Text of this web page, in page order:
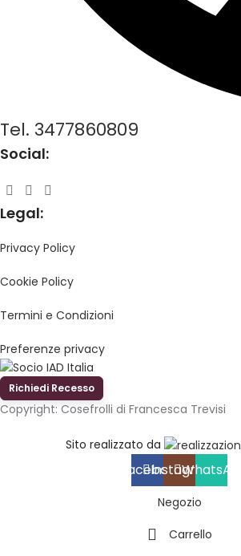
Tel. 3477860809
Social:
Legal:
Privacy Policy
Cookie Policy
Termini e Condizioni
Preferenze privacy
Richiedi Recesso
Copyright: Cosefrolli di Francesca Trevisi
Sito realizzato da
Facebook
Instagram
WhatsApp
Negozio
Carrello